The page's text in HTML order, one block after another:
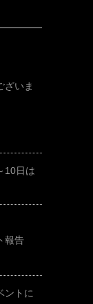
ざいま
10日は
報告
ントに